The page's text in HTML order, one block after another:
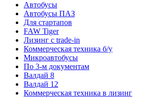
Автобусы
Автобусы ПАЗ
Для стартапов
FAW Tiger
Лизинг с trade-in
Коммерческая техника б/у
Микроавтобусы
По 3-м документам
Валдай 8
Валдай 12
Коммерческая техника в лизинг